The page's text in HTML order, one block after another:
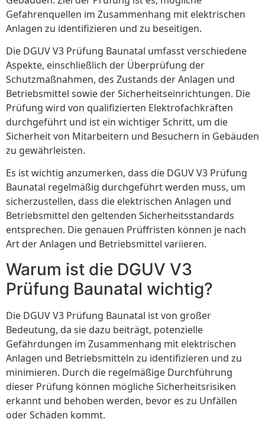
Gefahrenquellen im Zusammenhang mit elektrischen
Anlagen zu identifizieren und zu beseitigen.
Die DGUV V3 Prüfung Baunatal umfasst verschiedene
Aspekte, einschließlich der Überprüfung der
Schutzmaßnahmen, des Zustands der Anlagen und
Betriebsmittel sowie der Sicherheitseinrichtungen. Die
Prüfung wird von qualifizierten Elektrofachkräften
durchgeführt und ist ein wichtiger Schritt, um die
Sicherheit von Mitarbeitern und Besuchern in Gebäuden
zu gewährleisten.
Es ist wichtig anzumerken, dass die DGUV V3 Prüfung
Baunatal regelmäßig durchgeführt werden muss, um
sicherzustellen, dass die elektrischen Anlagen und
Betriebsmittel den geltenden Sicherheitsstandards
entsprechen. Die genauen Prüffristen können je nach
Art der Anlagen und Betriebsmittel variieren.
Warum ist die DGUV V3
Prüfung Baunatal wichtig?
Die DGUV V3 Prüfung Baunatal ist von großer
Bedeutung, da sie dazu beiträgt, potenzielle
Gefährdungen im Zusammenhang mit elektrischen
Anlagen und Betriebsmitteln zu identifizieren und zu
minimieren. Durch die regelmäßige Durchführung
dieser Prüfung können mögliche Sicherheitsrisiken
erkannt und behoben werden, bevor es zu Unfällen
oder Schäden kommt.